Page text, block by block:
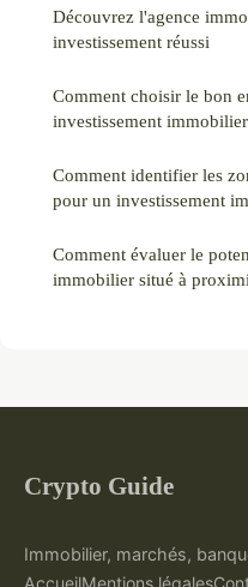
Découvrez l'agence
investissement réussi
Comment choisir le bon
investissement
Comment identifier les
pour un investissement
Comment évaluer le
immobilier situé à
Crypto Guide
Immobilier, marchés,
AccueilMentions légales